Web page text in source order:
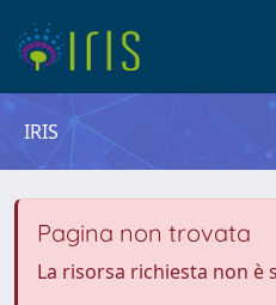
IRIS
Pagina non trovata
La risorsa richiesta non è